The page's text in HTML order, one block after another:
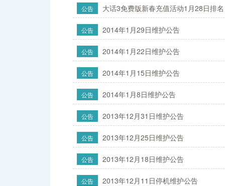
公告 大话3免费版新春充值活动1月28日排名
公告 2014年1月29日维护公告
公告 2014年1月22日维护公告
公告 2014年1月15日维护公告
公告 2014年1月8日维护公告
公告 2013年12月31日维护公告
公告 2013年12月25日维护公告
公告 2013年12月18日维护公告
公告 2013年12月11日停机维护公告